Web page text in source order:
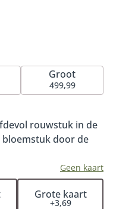
rouwstuk in de
bloemstuk door de
een persoonlijk
of 60cm. Fijn om
wordt door
persoonlijk en
Groot
499,99
Geen kaart
Grote kaart
+3,69